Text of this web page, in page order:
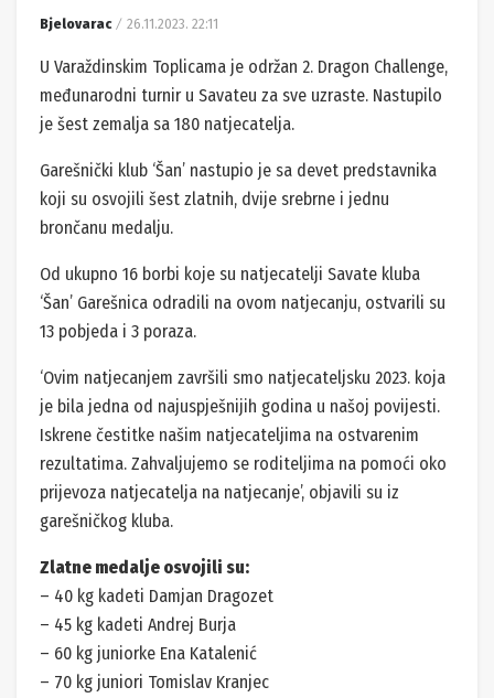
Bjelovarac 26.11.2023. 22:11
U Varaždinskim Toplicama je održan 2. Dragon Challenge,
međunarodni turnir u Savateu za sve uzraste. Nastupilo
je šest zemalja sa 180 natjecatelja.
Garešnički klub ‘Šan’ nastupio je sa devet predstavnika
koji su osvojili šest zlatnih, dvije srebrne i jednu
brončanu medalju.
Od ukupno 16 borbi koje su natjecatelji Savate kluba
‘Šan’ Garešnica odradili na ovom natjecanju, ostvarili su
13 pobjeda i 3 poraza.
‘Ovim natjecanjem završili smo natjecateljsku 2023. koja
je bila jedna od najuspješnijih godina u našoj povijesti.
Iskrene čestitke našim natjecateljima na ostvarenim
rezultatima. Zahvaljujemo se roditeljima na pomoći oko
prijevoza natjecatelja na natjecanje’, objavili su iz
garešničkog kluba.
Zlatne medalje osvojili su:
– 40 kg kadeti Damjan Dragozet
– 45 kg kadeti Andrej Burja
– 60 kg juniorke Ena Katalenić
– 70 kg juniori Tomislav Kranjec